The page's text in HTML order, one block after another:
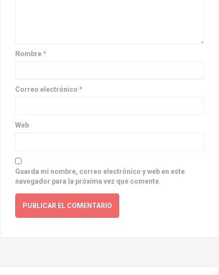
Nombre*
Correo electrónico *
Web
Guarda mi nombre, correo electrónico y web en este
navegador para la próxima vez que comente.